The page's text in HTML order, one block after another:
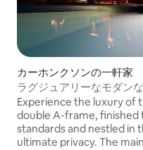
カーホンクソンの一軒家
ラグジュアリーなモダン
（ジャグジーと新設の温水
Experience the luxury of
double A-frame, finished
standards and nestled in
ultimate privacy. The